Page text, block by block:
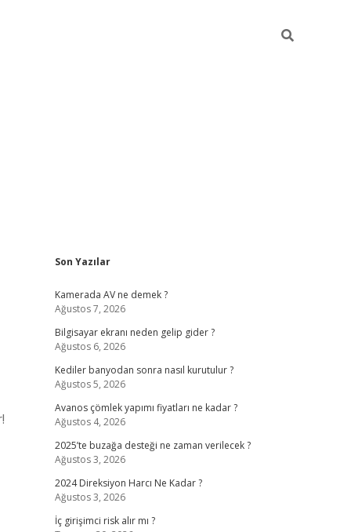
Sidebar
Son Yazılar
Kamerada AV ne demek ?
Ağustos 7, 2026
Bilgisayar ekranı neden gelip gider ?
Ağustos 6, 2026
Kediler banyodan sonra nasıl kurutulur ?
Ağustos 5, 2026
Avanos çömlek yapımı fiyatları ne kadar ?
Ağustos 4, 2026
2025’te buzağa desteği ne zaman verilecek ?
Ağustos 3, 2026
2024 Direksiyon Harcı Ne Kadar ?
Ağustos 3, 2026
İç girişimci risk alır mı ?